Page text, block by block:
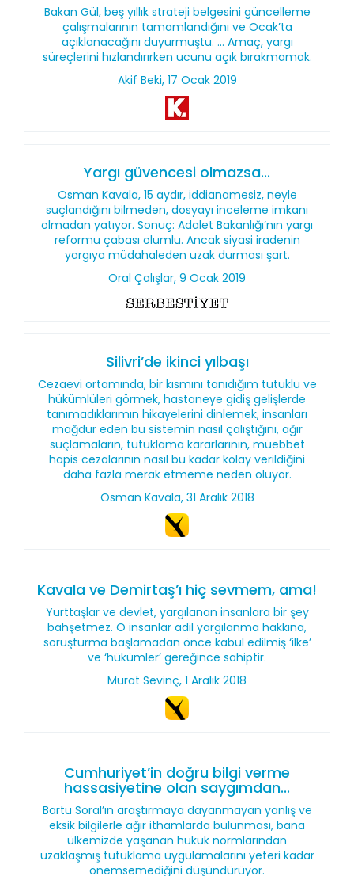
Bakan Gül, beş yıllık strateji belgesini güncelleme
çalışmalarının tamamlandığını ve Ocak’ta
açıklanacağını duyurmuştu. ... Amaç, yargı
süreçlerini hızlandırırken ucunu açık bırakmamak.
Akif Beki, 17 Ocak 2019
Yargı güvencesi olmazsa...
Osman Kavala, 15 aydır, iddianamesiz, neyle
suçlandığını bilmeden, dosyayı inceleme imkanı
olmadan yatıyor. Sonuç: Adalet Bakanlığı’nın yargı
reformu çabası olumlu. Ancak siyasi iradenin
yargıya müdahaleden uzak durması şart.
Oral Çalışlar, 9 Ocak 2019
Silivri’de ikinci yılbaşı
Cezaevi ortamında, bir kısmını tanıdığım tutuklu ve
hükümlüleri görmek, hastaneye gidiş gelişlerde
tanımadıklarımın hikayelerini dinlemek, insanları
mağdur eden bu sistemin nasıl çalıştığını, ağır
suçlamaların, tutuklama kararlarının, müebbet
hapis cezalarının nasıl bu kadar kolay verildiğini
daha fazla merak etmeme neden oluyor.
Osman Kavala, 31 Aralık 2018
Kavala ve Demirtaş’ı hiç sevmem, ama!
Yurttaşlar ve devlet, yargılanan insanlara bir şey
bahşetmez. O insanlar adil yargılanma hakkına,
soruşturma başlamadan önce kabul edilmiş ‘ilke’
ve ‘hükümler’ gereğince sahiptir.
Murat Sevinç, 1 Aralık 2018
Cumhuriyet’in doğru bilgi verme
hassasiyetine olan saygımdan...
Bartu Soral’ın araştırmaya dayanmayan yanlış ve
eksik bilgilerle ağır ithamlarda bulunması, bana
ülkemizde yaşanan hukuk normlarından
uzaklaşmış tutuklama uygulamalarını yeteri kadar
önemsemediğini düşündürüyor.